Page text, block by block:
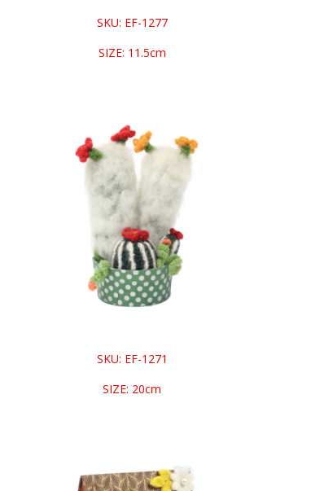
SKU: EF-1277
SIZE: 11.5cm
SKU: EF-1271
SIZE: 20cm